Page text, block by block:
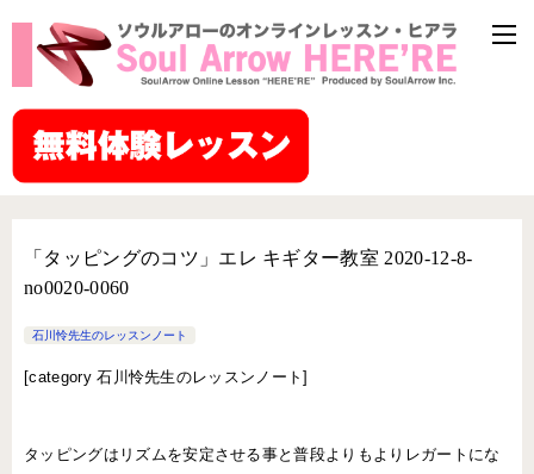
「タッピングのコツ」エレ キギター教室 2020-12-8-
no0020-0060
石川怜先生のレッスンノート
[category 石川怜先生のレッスンノート]
タッピングはリズムを安定させる事と普段よりもよりレガートにな